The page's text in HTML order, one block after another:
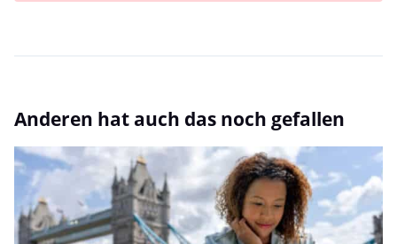
Anderen hat auch das noch gefallen